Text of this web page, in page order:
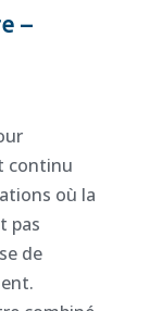
–
continu
où la
pas
de